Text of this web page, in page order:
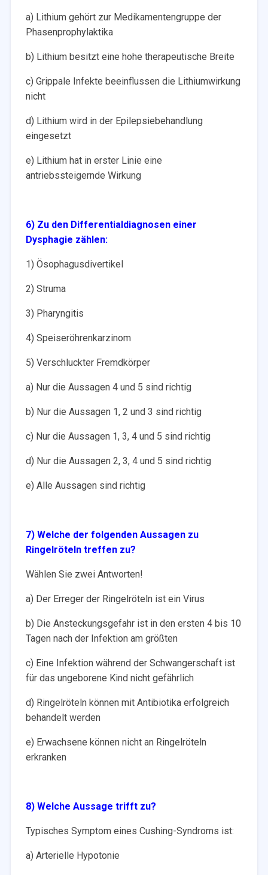
a) Lithium gehört zur Medikamentengruppe der
Phasenprophylaktika
b) Lithium besitzt eine hohe therapeutische Breite
c) Grippale Infekte beeinflussen die Lithiumwirkung
nicht
d) Lithium wird in der Epilepsiebehandlung
eingesetzt
e) Lithium hat in erster Linie eine
antriebssteigernde Wirkung
6) Zu den Differentialdiagnosen einer
Dysphagie zählen:
1) Ösophagusdivertikel
2) Struma
3) Pharyngitis
4) Speiseröhrenkarzinom
5) Verschluckter Fremdkörper
a) Nur die Aussagen 4 und 5 sind richtig
b) Nur die Aussagen 1, 2 und 3 sind richtig
c) Nur die Aussagen 1, 3, 4 und 5 sind richtig
d) Nur die Aussagen 2, 3, 4 und 5 sind richtig
e) Alle Aussagen sind richtig
7) Welche der folgenden Aussagen zu
Ringelröteln treffen zu?
Wählen Sie zwei Antworten!
a) Der Erreger der Ringelröteln ist ein Virus
b) Die Ansteckungsgefahr ist in den ersten 4 bis 10
Tagen nach der Infektion am größten
c) Eine Infektion während der Schwangerschaft ist
für das ungeborene Kind nicht gefährlich
d) Ringelröteln können mit Antibiotika erfolgreich
behandelt werden
e) Erwachsene können nicht an Ringelröteln
erkranken
8) Welche Aussage trifft zu?
Typisches Symptom eines Cushing-Syndroms ist:
a) Arterielle Hypotonie